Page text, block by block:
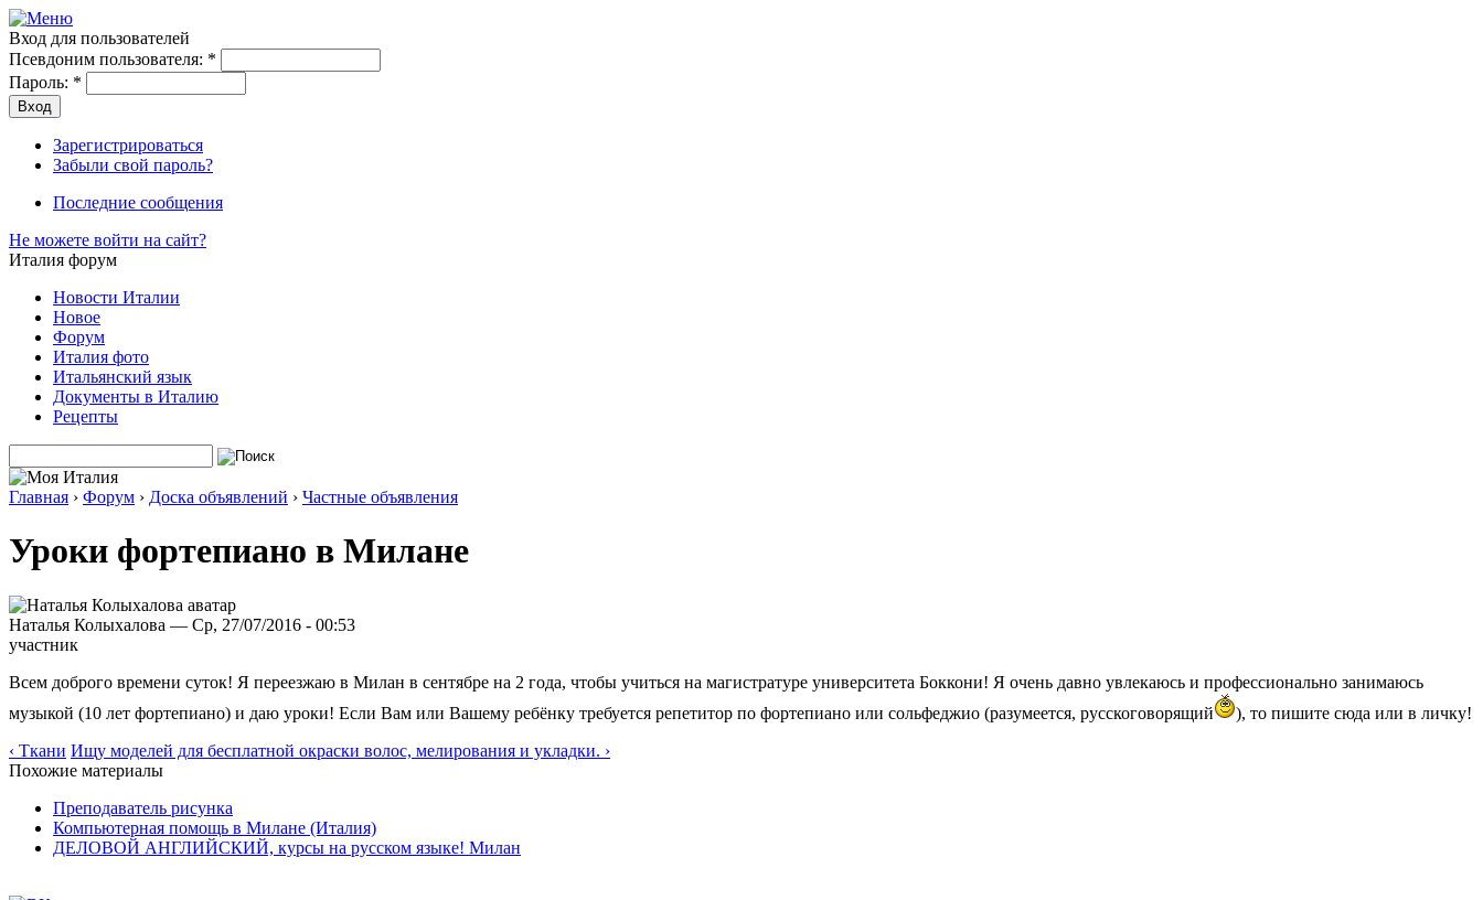
Вход для пользователей
Псевдоним пользователя: *
Пароль: *
Зарегистрироваться
Забыли свой пароль?
Последние сообщения
Не можете войти на сайт?
Италия форум
Новости Италии
Новое
Форум
Италия фото
Итальянский язык
Документы в Италию
Рецепты
Главная › Форум › Доска объявлений › Частные объявления
Уроки фортепиано в Милане
Наталья Колыхалова — Ср, 27/07/2016 - 00:53
участник
Всем доброго времени суток! Я переезжаю в Милан в сентябре на 2 года, чтобы учиться на магистратуре университета Боккони! Я очень давно увлекаюсь и профессионально занимаюсь
музыкой (10 лет фортепиано) и даю уроки! Если Вам или Вашему ребёнку требуется репетитор по фортепиано или сольфеджио (разумеется, русскоговорящий
), то пишите сюда или в личку!
‹ Ткани Ищу моделей для бесплатной окраски волос, мелирования и укладки. ›
Похожие материалы
Преподаватель рисунка
Компьютерная помощь в Милане (Италия)
ДЕЛОВОЙ АНГЛИЙСКИЙ, курсы на русском языке! Милан